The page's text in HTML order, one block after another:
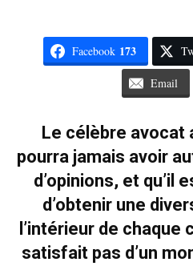
Facebook 173
Email
Le célèbre avocat
pourra jamais avoir
d’opinions, et qu’il
d’obtenir une
l’intérieur de chaque
satisfait pas d’un